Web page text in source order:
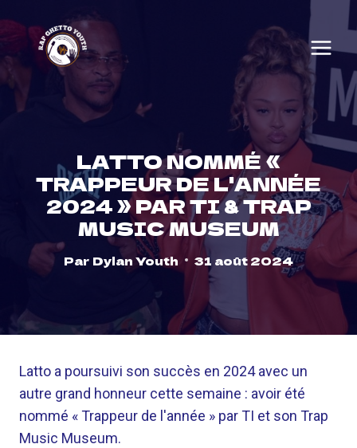
to
content
LATTO NOMMÉ «
TRAPPEUR DE L'ANNÉE
2024 » PAR TI & TRAP
MUSIC MUSEUM
Par Dylan Youth 31 août 2024
Latto a poursuivi son succès en 2024 avec un
autre grand honneur cette semaine : avoir été
nommé « Trappeur de l'année » par TI et son Trap
Music Museum.